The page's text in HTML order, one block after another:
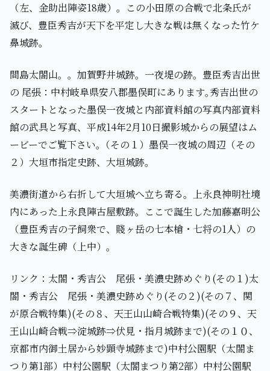
（左、金助出陣姿18歳）。この小田原の合戦で北条氏が
滅び、豊臣秀吉が天下を平定し大きな戦は無くなった竹ケ
鼻城跡。
間島太閤山。。加賀野井城跡。一夜堤の跡。豊臣秀吉出世
の 尾張：中村岐阜県安八郡墨俣町にあります｡秀吉出世の
スタートとなった墨俣一夜城と内部資料館の写真内部資料
館の武具と写真、平成14年2月10日撮影城からの展望はム
ービーでご覧下さい｡（その１）墨俣一夜城の周辺（その
２）大垣市指定史跡、大垣城跡。
美濃街道から右折して大垣城へ立ち寄る。上永良神明社境
内にあった上永良陣古屋敷跡。ここで誕生した加藤嘉明公
（豊臣秀吉の子飼衆で、賤ヶ岳の七本槍・七将の1人）の
大きな誕生碑（上中）。
リンク：太閤・秀吉公 尾張・美濃史跡めぐり(その１)太
閤・秀吉公 尾張・美濃史跡めぐり(その２)(その７、関
が原合戦特集)(その８、天王山山崎合戦特集)(その９、天
王山山崎合戦⇒淀城跡⇒伏見・指月城跡まで)(その１０、
京都市内御土居から妙顕寺城跡まで)中村公園駅（太閤ま
つり第1部）中村公園駅（太閤まつり第2部）中村公園駅